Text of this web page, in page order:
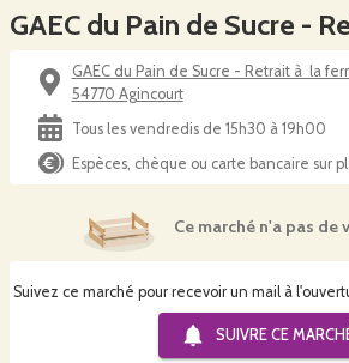
GAEC du Pain de Sucre - Retrait à la
54770 Agincourt
Tous les vendredis de 15h30 à 19h00
Espèces, chèque ou carte bancaire sur
Suivez ce marché pour recevoir un mail à
SUIVRE CE
Ce marché n'a pas de